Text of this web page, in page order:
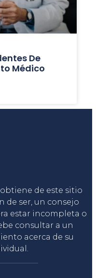
De
Médico
de este sitio
de ser, un consejo
estar incompleta o
consultar a un
acerca de su